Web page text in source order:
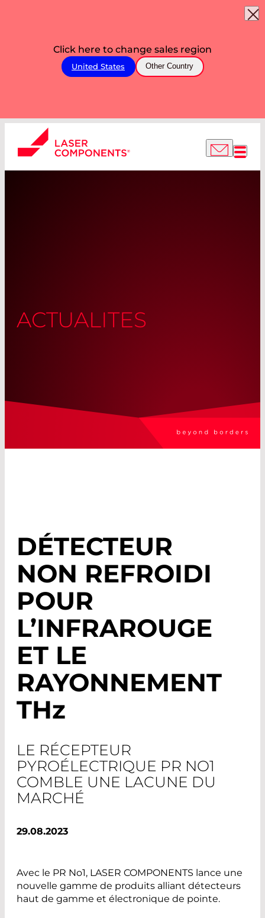
Click here to change sales region
United States Other Country
ACTUALITES
DÉTECTEUR
NON REFROIDI
POUR
L’INFRAROUGE
ET LE
RAYONNEMENT
THz
LE RÉCEPTEUR
PYROÉLECTRIQUE PR NO1
COMBLE UNE LACUNE DU
MARCHÉ
29.08.2023
Avec le PR No1, LASER COMPONENTS lance une
nouvelle gamme de produits alliant détecteurs
haut de gamme et électronique de pointe.